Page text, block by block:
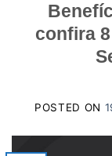
confira
POSTED ON